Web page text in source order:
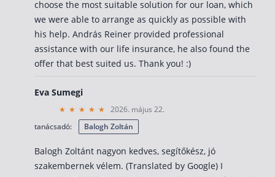
choose the most suitable solution for our loan, which
we were able to arrange as quickly as possible with
his help. András Reiner provided professional
assistance with our life insurance, he also found the
offer that best suited us. Thank you! :)
Eva Sumegi
2026. május 22.
tanácsadó:
Balogh Zoltán
Balogh Zoltánt nagyon kedves, segítőkész, jó
szakembernek vélem. (Translated by Google) I